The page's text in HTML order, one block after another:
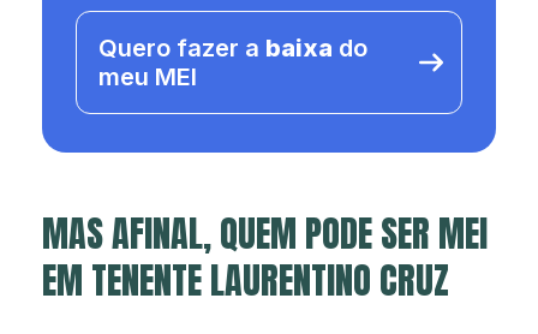
Quero fazer a baixa do
meu MEI
MAS AFINAL, QUEM PODE SER MEI
EM TENENTE LAURENTINO CRUZ